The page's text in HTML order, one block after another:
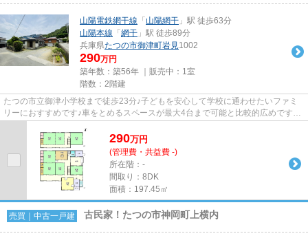
山陽電鉄網干線 「 山陽網干 」駅 徒歩63分
山陽本線 「 網干 」駅 徒歩89分
兵庫県たつの市御津町岩見1002
290万円
築年数：築56年 ｜販売中： 1室
階数：2階建
たつの市立御津小学校まで徒歩23分♪子どもを安心して学校に通わせたいファミ
リーにおすすめです♪車をとめるスペースが最大4台まで可能と比較的広めです
290万円
(管理費・共益費 -)
所在階：-
間取り：8DK
面積：197.45㎡
売買｜中古一戸建 古民家！たつの市神岡町上横内